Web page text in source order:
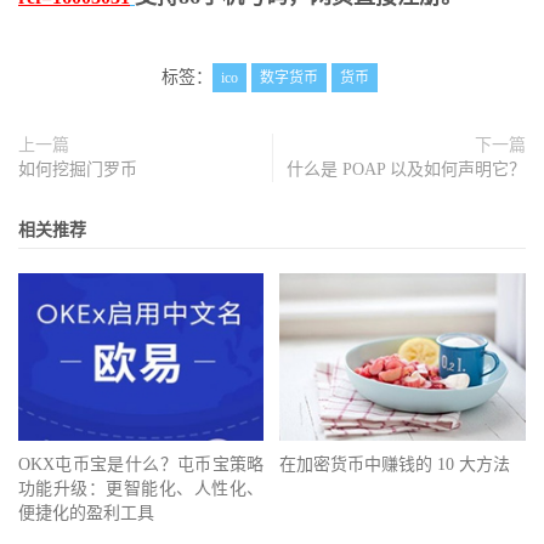
标签： ico 数字货币 货币
上一篇
如何挖掘门罗币
下一篇
什么是 POAP 以及如何声明它？
相关推荐
OKX屯币宝是什么？屯币宝策略
功能升级：更智能化、人性化、
便捷化的盈利工具
在加密货币中赚钱的 10 大方法